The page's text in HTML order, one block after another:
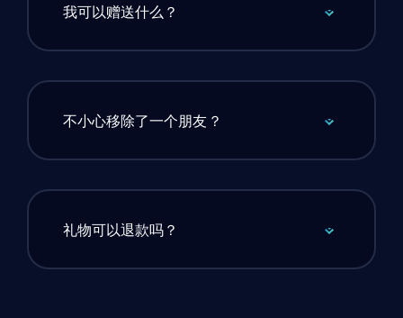
我可以赠送什么？
不小心移除了一个朋友？
礼物可以退款吗？